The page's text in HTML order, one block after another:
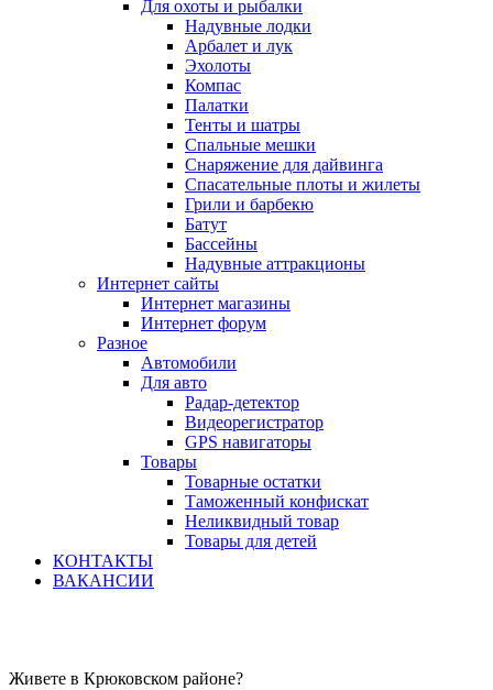
Для охоты и рыбалки
Надувные лодки
Арбалет и лук
Эхолоты
Компас
Палатки
Тенты и шатры
Спальные мешки
Снаряжение для дайвинга
Спасательные плоты и жилеты
Грили и барбекю
Батут
Бассейны
Надувные аттракционы
Интернет сайты
Интернет магазины
Интернет форум
Разное
Автомобили
Для авто
Радар-детектор
Видеорегистратор
GPS навигаторы
Товары
Товарные остатки
Таможенный конфискат
Неликвидный товар
Товары для детей
КОНТАКТЫ
ВАКАНСИИ
Живете в Крюковском районе?